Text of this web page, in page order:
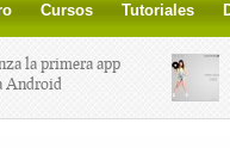
Cursos Tutoriales
la primera app
Android